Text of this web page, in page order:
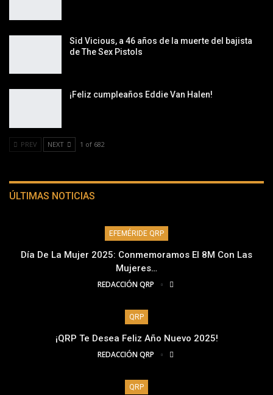
Sid Vicious, a 46 años de la muerte del bajista
de The Sex Pistols
¡Feliz cumpleaños Eddie Van Halen!
PREV NEXT 1 of 682
ÚLTIMAS NOTICIAS
EFEMÉRIDE QRP
Día De La Mujer 2025: Conmemoramos El 8M Con Las
Mujeres…
REDACCIÓN QRP
QRP
¡QRP Te Desea Feliz Año Nuevo 2025!
REDACCIÓN QRP
QRP